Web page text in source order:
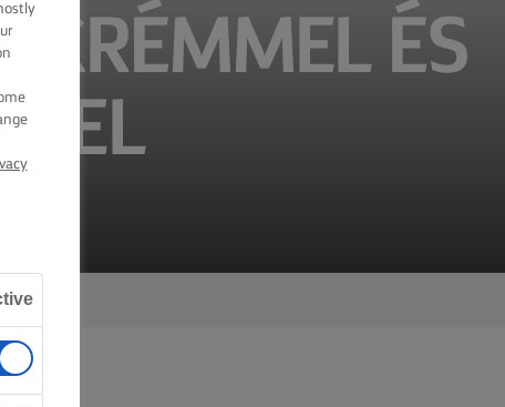
ÉS